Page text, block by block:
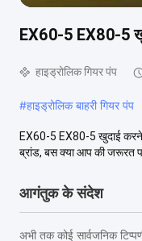
EX60-5 EX80-5
हाइड्रोलिक गियर पंप
#हाइड्रोलिक बाहरी गियर पंप
EX60-5 EX80-5 खुदाई करने
ब्रांड, बस क्या आप की जरूरत
आगंतुक के संदेश
अभी तक कोई सार्वजनिक